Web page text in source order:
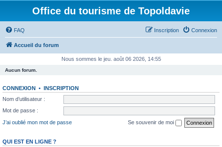
Office du tourisme de Topoldavie
FAQ Connexion
Inscription
Accueil du forum
Nous sommes le jeu. août 06 2026, 14:55
Aucun forum.
CONNEXION • INSCRIPTION
Nom d’utilisateur :
Mot de passe :
J’ai oublié mon mot de passe
Se souvenir de moi
QUI EST EN LIGNE ?